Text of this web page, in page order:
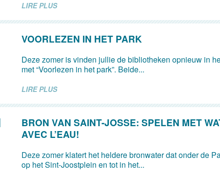
LIRE PLUS
VOORLEZEN IN HET PARK
Deze zomer is vinden jullie de bibliotheken opnieuw in
met “Voorlezen in het park”. Beide...
LIRE PLUS
BRON VAN SAINT-JOSSE: SPELEN MET
AVEC L’EAU!
Deze zomer klatert het heldere bronwater dat onder de
op het Sint-Joostplein en tot in het...